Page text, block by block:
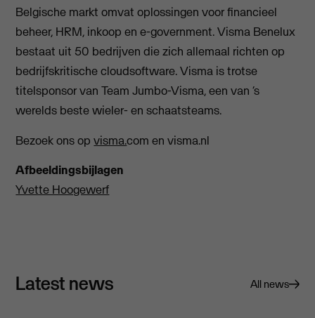
Belgische markt omvat oplossingen voor financieel
beheer, HRM, inkoop en e-government. Visma Benelux
bestaat uit 50 bedrijven die zich allemaal richten op
bedrijfskritische cloudsoftware. Visma is trotse
titelsponsor van Team Jumbo-Visma, een van ‘s
werelds beste wieler- en schaatsteams.
Bezoek ons opvisma.com en visma.nl
Afbeeldingsbijlagen
Yvette Hoogewerf
Latest news All news